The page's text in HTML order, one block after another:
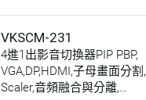
VKSCM-231
4進1出影音切換器PIP PBP,
VGA,DP,HDMI,子母畫面分割,
Scaler,音頻融合與分離,